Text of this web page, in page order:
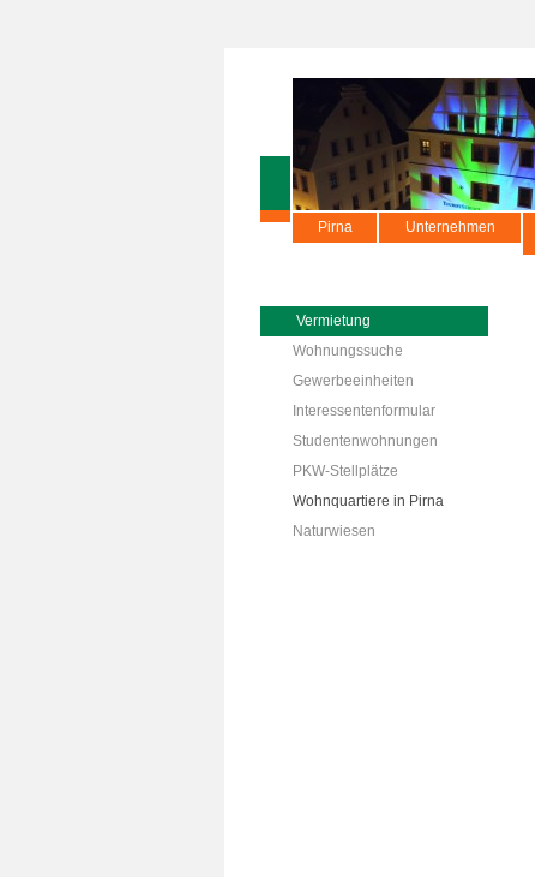
Pirna Unternehmen
Vermietung
Wohnungssuche
Gewerbeeinheiten
Interessentenformular
Studentenwohnungen
PKW-Stellplätze
Wohnquartiere in Pirna
Naturwiesen